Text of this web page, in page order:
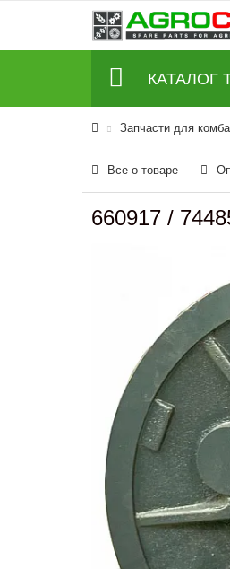
КАТАЛОГ
Запчасти для
Все о товаре
660917 /